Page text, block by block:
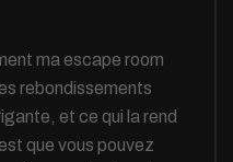
ma escape room
rebondissements
et ce qui la rend
que vous pouvez